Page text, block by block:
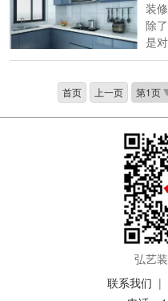
装
除
是
富
被
首页 上一页
弘艺
联系我们 |